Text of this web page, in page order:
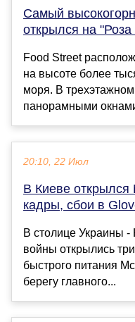
Самый
открылся на "Роза
Food Street
на высоте более
моря. В
панорамными
20:10, 22 Июл
В Киеве
кадры, сбои в
В столице Украины
войны открылись
быстрого питания
берегу главного...